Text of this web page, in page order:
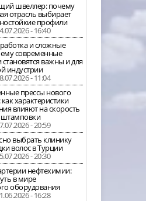
швеллер: почему
отрасль выбирает
профили
- 16:40
и сложные
современные
важны и для
индустрии
- 11:04
прессы нового
характеристики
влияют на скорость
штамповки
- 20:59
выбрать клинику
волос в Турции
- 20:30
нефтехимии:
в мире
оборудования
- 16:28